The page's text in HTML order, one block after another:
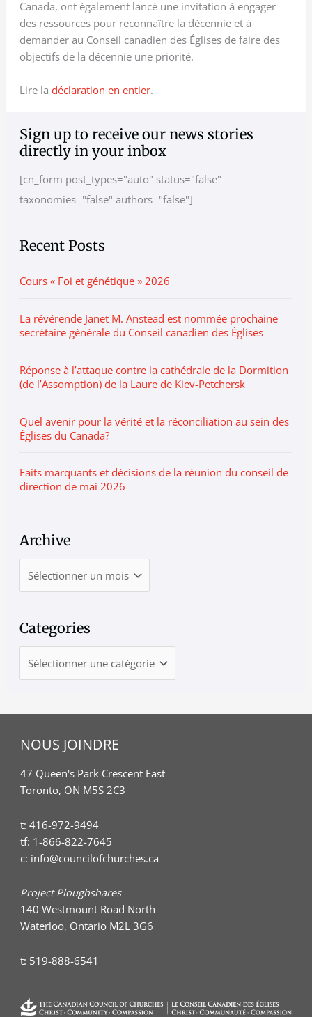
Canada, ont également lancé une invitation à engager
des ressources pour reconnaître la décennie et à
demander au Conseil canadien des Églises de faire des
objectifs de la décennie une priorité.
Lire la déclaration en entier.
Sign up to receive our news stories
directly in your inbox
[cn_form post_types="auto" status="false"
taxonomies="false" authors="false"]
Recent Posts
Cours « Foi et génétique » 2026
La révérende Janet M. Anstead est nommée prochaine
secrétaire générale du Conseil canadien des Églises
Réponse à l’attaque contre la cathédrale de la Dormition
(de l’Assomption) de la Laure de Kiev-Petchersk
Quel avenir pour la vérité et la réconciliation au sein des
Églises du Canada?
Faits marquants et décisions de la réunion du conseil de
direction de mai 2026
Archive
r
c
h
i
e
Categories
a
e
g
r
e
NOUS JOINDRE
47 Queen's Park Crescent East
Toronto, ON M5S 2C3
t:416-972-9494
tf: 1-866-822-7645
c: info@councilofchurches.ca
Project Ploughshares
140 Westmount Road North
Waterloo, Ontario M2L 3G6
t: 519-888-6541